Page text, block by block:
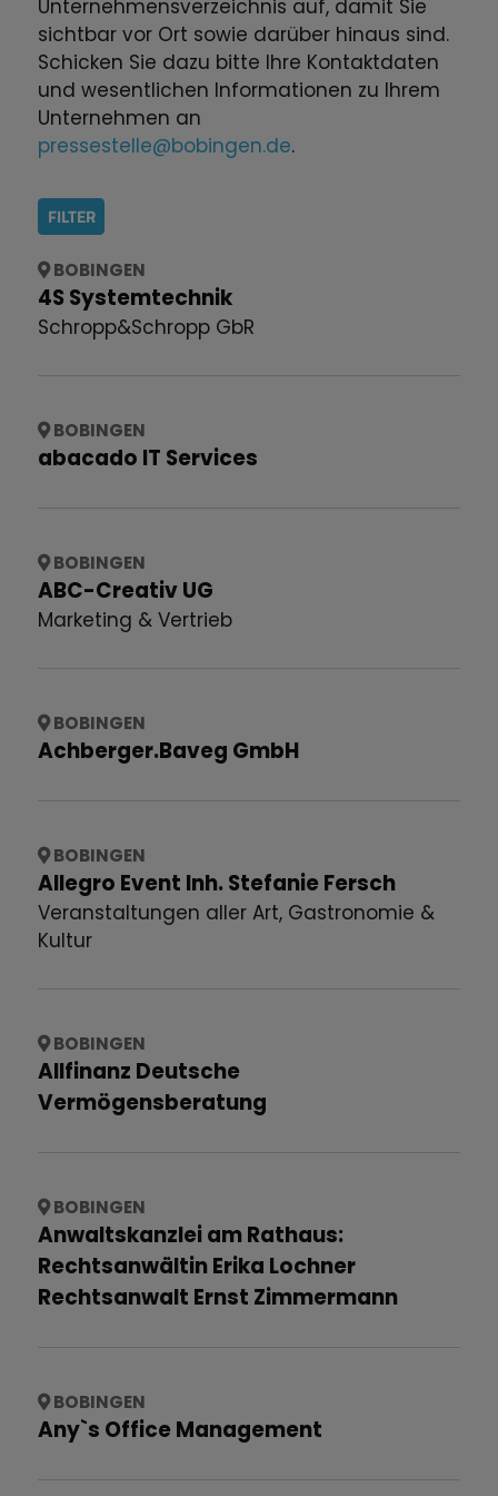
Unternehmensverzeichnis auf, damit Sie
sichtbar vor Ort sowie darüber hinaus sind.
Schicken Sie dazu bitte Ihre Kontaktdaten
und wesentlichen Informationen zu Ihrem
Unternehmen an
pressestelle@bobingen.de.
FILTER
BOBINGEN
4S Systemtechnik
Schropp&Schropp GbR
BOBINGEN
abacado IT Services
BOBINGEN
ABC-Creativ UG
Marketing & Vertrieb
BOBINGEN
Achberger.Baveg GmbH
BOBINGEN
Allegro Event Inh. Stefanie Fersch
Veranstaltungen aller Art, Gastronomie &
Kultur
BOBINGEN
Allfinanz Deutsche
Vermögensberatung
BOBINGEN
Anwaltskanzlei am Rathaus:
Rechtsanwältin Erika Lochner
Rechtsanwalt Ernst Zimmermann
BOBINGEN
Any`s Office Management